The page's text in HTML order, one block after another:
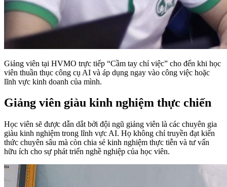
Giảng viên tại HVMO trực tiếp “Cầm tay chỉ việc” cho đến khi học
viên thuần thục công cụ AI và áp dụng ngay vào công việc hoặc
lĩnh vực kinh doanh của mình.
Giảng viên giàu kinh nghiệm thực chiến
Học viên sẽ được dẫn dắt bởi đội ngũ giảng viên là các chuyên gia
giàu kinh nghiệm trong lĩnh vực AI. Họ không chỉ truyền đạt kiến
thức chuyên sâu mà còn chia sẻ kinh nghiệm thực tiễn và tư vấn
hữu ích cho sự phát triển nghề nghiệp của học viên.